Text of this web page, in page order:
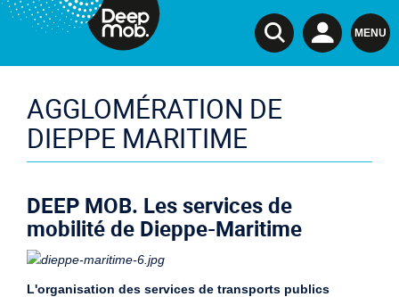
DeepMob.
MENU
AGGLOMÉRATION DE
DIEPPE MARITIME
DEEP MOB. Les services de
mobilité de Dieppe-Maritime
L'organisation des services de transports publics